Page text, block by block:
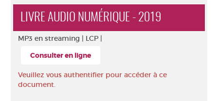
LIVRE AUDIO NUMÉRIQUE - 2019
MP3 en streaming | LCP |
Consulter en ligne
Veuillez vous authentifier pour accéder à ce
document.